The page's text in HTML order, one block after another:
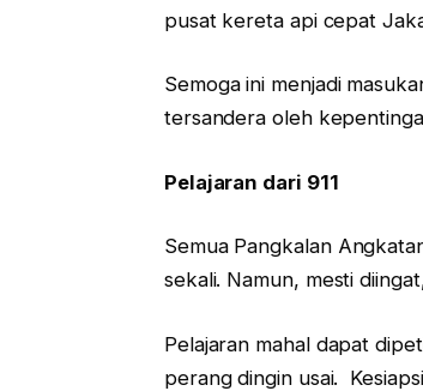
pusat kereta api cepat
Semoga ini menjadi
tersandera oleh
Pelajaran dari 911
Semua Pangkalan
sekali. Namun, mesti
Pelajaran mahal dapat
perang dingin usai.